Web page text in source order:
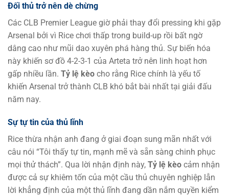
Đối thủ trở nên dè chừng
Các CLB Premier League giờ phải thay đổi pressing khi gặp
Arsenal bởi vì Rice chơi thấp trong build-up rồi bất ngờ
dâng cao như mũi dao xuyên phá hàng thủ. Sự biến hóa
này khiến sơ đồ 4-2-3-1 của Arteta trở nên linh hoạt hơn
gấp nhiều lần. Tỷ lệ kèo cho rằng Rice chính là yếu tố
khiến Arsenal trở thành CLB khó bắt bài nhất tại giải đấu
năm nay.
Sự tự tin của thủ lĩnh
Rice thừa nhận anh đang ở giai đoạn sung mãn nhất với
câu nói “Tôi thấy tự tin, mạnh mẽ và sẵn sàng chinh phục
mọi thử thách”. Qua lời nhận định này, Tỷ lệ kèo cảm nhận
được cả sự khiêm tốn của một cầu thủ chuyên nghiệp lẫn
lời khẳng định của một thủ lĩnh đang dần nắm quyền kiểm